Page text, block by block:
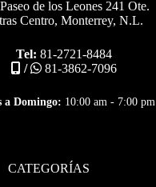
de los Leones 241 Ote.
Centro, Monterrey, N.L.
Tel: 81-2721-8484
/
81-3862-7096
a Domingo: 10:00 am - 7:00 pm
CATEGORÍAS